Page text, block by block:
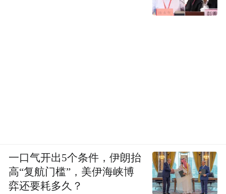
一口气开出5个条件，伊朗抬
高“复航门槛”，美伊海峡博
弈还要耗多久？